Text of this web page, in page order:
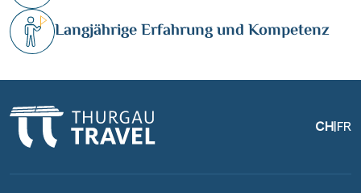
Langjährige Erfahrung und Kompetenz
CH|FR